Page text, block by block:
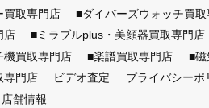
買取専門店
■ダイバーズウォッチ買
店
■ミラブルplus・美顔器買取専門店
機買取専門店
■楽譜買取専門店 ■磁
専門店
ビデオ査定 プライバシーポ
店舗情報